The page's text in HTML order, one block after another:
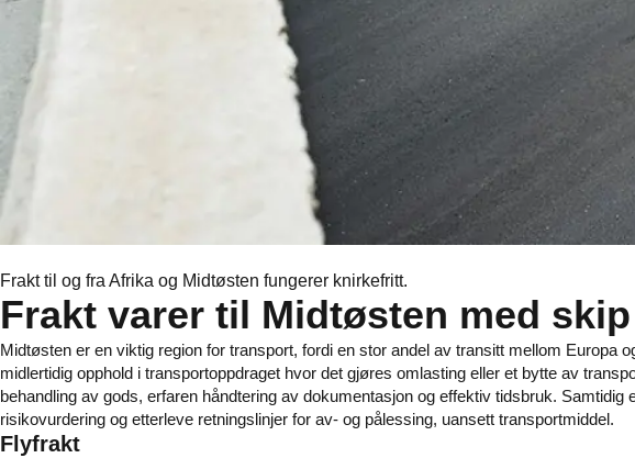
Frakt til og fra Afrika og Midtøsten fungerer knirkefritt.
Frakt varer til Midtøsten med
Midtøsten er en viktig region for transport, fordi en stor andel av transitt mellom Europa
midlertidig opphold i transportoppdraget hvor det gjøres omlasting eller et bytte av
behandling av gods, erfaren håndtering av dokumentasjon og effektiv tidsbruk. Samtidig
risikovurdering og etterleve retningslinjer for av- og pålessing, uansett transportmiddel.
Flyfrakt